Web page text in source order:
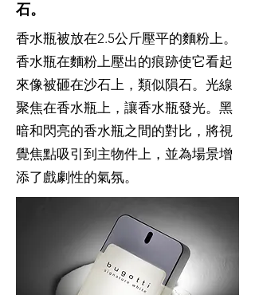
石。
香水瓶被放在2.5公斤壓平的麵粉上。
香水瓶在麵粉上壓出的痕跡使它看起
來像被砸在沙石上，類似隕石。光線
聚焦在香水瓶上，讓香水瓶發光。黑
暗和閃亮的香水瓶之間的對比，將視
覺焦點吸引到主物件上，並為場景增
添了戲劇性的氣氛。